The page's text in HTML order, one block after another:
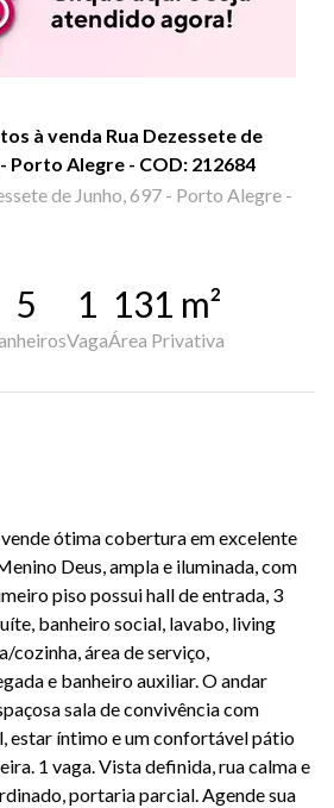
à venda Rua Dezessete de
Porto Alegre - COD: 212684
de Junho, 697 - Porto Alegre -
5 1
Vaga
131 m²
Área Privativa
ótima cobertura em excelente
Deus, ampla e iluminada, com
piso possui hall de entrada, 3
banheiro social, lavabo, living
cozinha, área de serviço,
e banheiro auxiliar. O andar
sala de convivência com
estar íntimo e um confortável pátio
1 vaga. Vista definida, rua calma e
portaria parcial. Agende sua